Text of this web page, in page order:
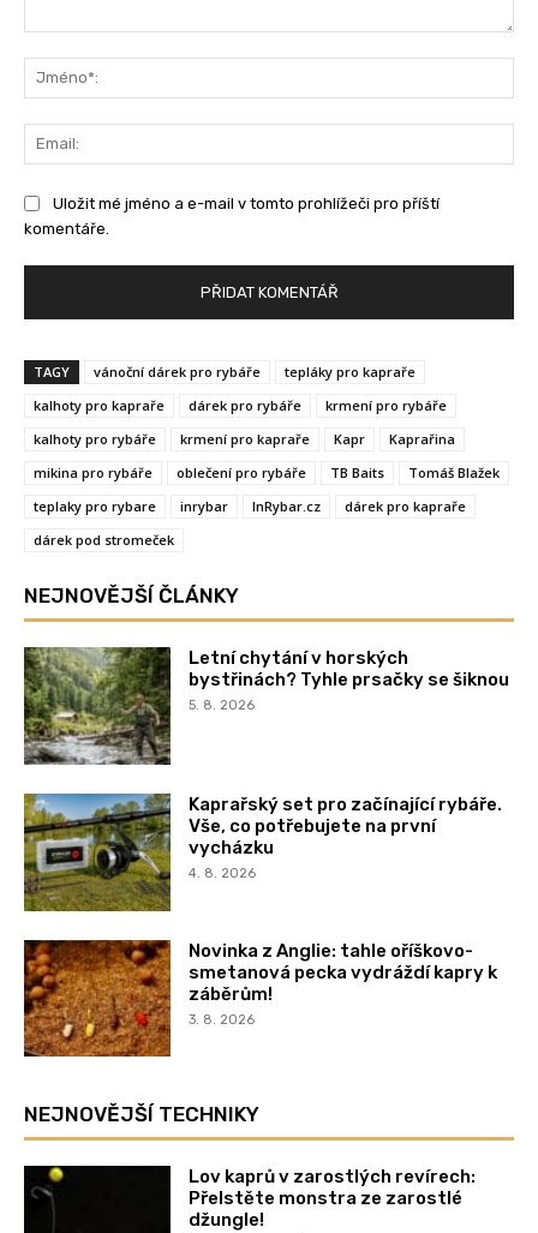
Uložit mé jméno a e-mail v tomto prohlížeči pro příští
komentáře.
TAGY vánoční dárek pro rybáře
tepláky pro kapraře
kalhoty pro kapraře
dárek pro rybáře
krmení pro rybáře
kalhoty pro rybáře
krmení pro kapraře Kapr
Kaprařina
mikina pro rybáře
oblečení pro rybáře TB Baits
Tomáš Blažek
teplaky pro rybare
inrybar InRybar.cz
dárek pro kapraře
dárek pod stromeček
NEJNOVĚJŠÍ ČLÁNKY
Letní chytání v horských
bystřinách? Tyhle prsačky se šiknou
5. 8. 2026
Kaprařský set pro začínající rybáře.
Vše, co potřebujete na první
vycházku
4. 8. 2026
Novinka z Anglie: tahle oříškovo-
smetanová pecka vydráždí kapry k
záběrům!
3. 8. 2026
NEJNOVĚJŠÍ TECHNIKY
Lov kaprů v zarostlých revírech:
Přelstěte monstra ze zarostlé
džungle!